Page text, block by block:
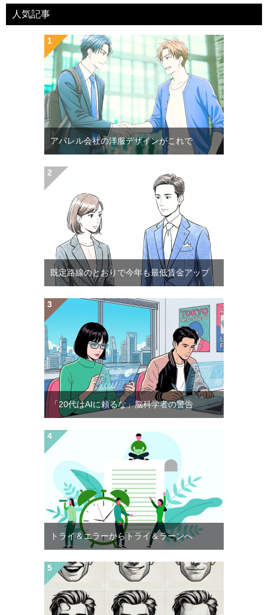
人気記事
アパレル会社の洋服デザインがこれで
既定路線のとおりで今年も最低賃金アップ
「20代はAIに頼るな」脳科学者の警告
トライ＆エラーからトライ＆ラーンへ